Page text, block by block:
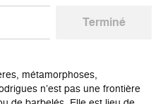
Terminé
métamorphoses,
n’est pas une frontière